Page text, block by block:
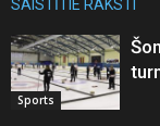
SAISTĪTIE RAKSTI
Sports